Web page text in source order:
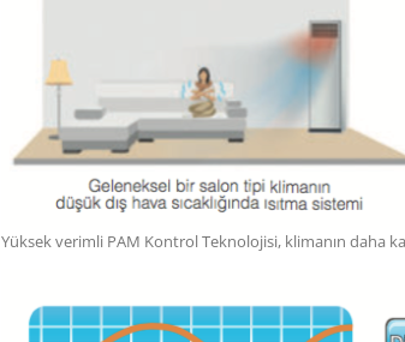
Yüksek verimli PAM Kontrol Teknolojisi, klimanın daha